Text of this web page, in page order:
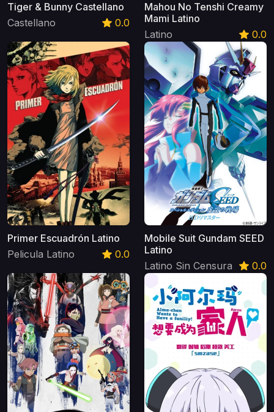
Tiger & Bunny Castellano
Castellano
0.0
Mahou No Tenshi Creamy
Mami Latino
Latino
0.0
Primer Escuadrón Latino
Pelicula Latino
0.0
Mobile Suit Gundam SEED
Latino
Latino Sin Censura
0.0